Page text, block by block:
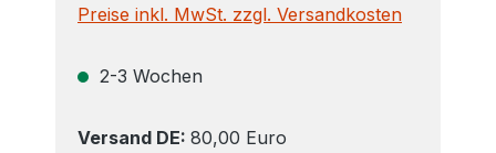
Preise inkl. MwSt. zzgl. Versandkosten
2-3 Wochen
Versand DE: 80,00 Euro